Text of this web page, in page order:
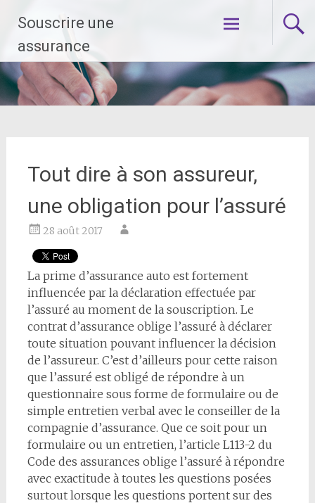
contenu
principal
Souscrire une
assurance
Tout dire à son assureur,
une obligation pour l’assuré
28 août 2017
La prime d’assurance auto est fortement
influencée par la déclaration effectuée par
l’assuré au moment de la souscription. Le
contrat d’assurance oblige l’assuré à déclarer
toute situation pouvant influencer la décision
de l’assureur. C’est d’ailleurs pour cette raison
que l’assuré est obligé de répondre à un
questionnaire sous forme de formulaire ou de
simple entretien verbal avec le conseiller de la
compagnie d’assurance. Que ce soit pour un
formulaire ou un entretien, l’article L113-2 du
Code des assurances oblige l’assuré à répondre
avec exactitude à toutes les questions posées
surtout lorsque les questions portent sur des